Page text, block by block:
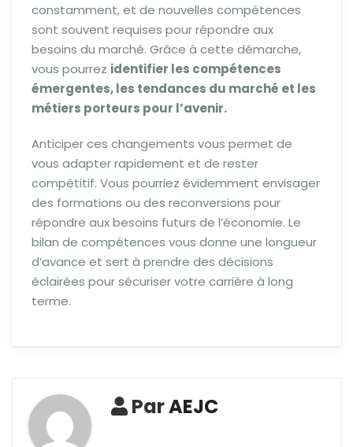
constamment, et de nouvelles compétences
sont souvent requises pour répondre aux
besoins du marché. Grâce à cette démarche,
vous pourrez identifier les compétences
émergentes, les tendances du marché et les
métiers porteurs pour l’avenir.
Anticiper ces changements vous permet de
vous adapter rapidement et de rester
compétitif. Vous pourriez évidemment envisager
des formations ou des reconversions pour
répondre aux besoins futurs de l’économie. Le
bilan de compétences vous donne une longueur
d’avance et sert à prendre des décisions
éclairées pour sécuriser votre carrière à long
terme.
ParAEJC